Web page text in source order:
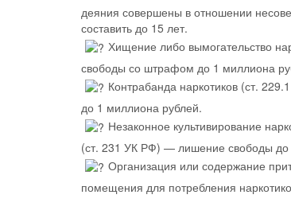
деяния совершены в отношении
составить до 15 лет.
Хищение либо вымогательство
свободы со штрафом до 1 миллиона
Контрабанда наркотиков (ст.
до 1 миллиона рублей.
Незаконное культивирование
(ст. 231 УК РФ) — лишение свободы до
Организация или содержание
помещения для потребления